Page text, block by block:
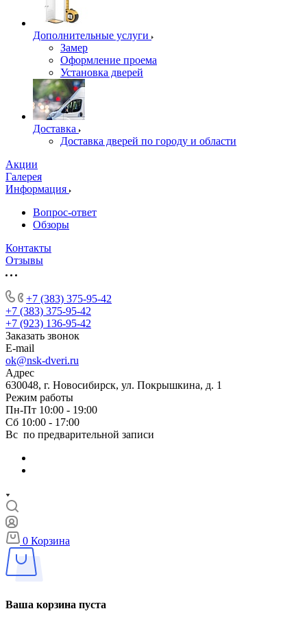
Дополнительные услуги
Замер
Оформление проема
Установка дверей
Доставка
Доставка дверей по городу и области
Акции
Галерея
Информация
Вопрос-ответ
Обзоры
Контакты
Отзывы
+7 (383) 375-95-42
+7 (383) 375-95-42
+7 (923) 136-95-42
Заказать звонок
E-mail
ok@nsk-dveri.ru
Адрес
630048, г. Новосибирск, ул. Покрышкина, д. 1
Режим работы
Пн-Пт 10:00 - 19:00
Сб 10:00 - 17:00
Вс по предварительной записи
0 Корзина
Ваша корзина пуста